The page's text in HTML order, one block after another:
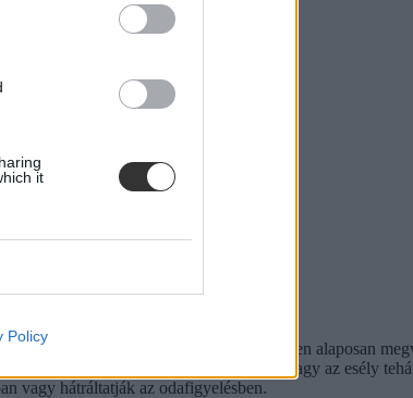
it
Policy
hogy ezek a gimnáziumok jellemzően alaposan
is tartanak ezek az intézmények. Nagy az esély
vagy hátráltatják az odafigyelésben.